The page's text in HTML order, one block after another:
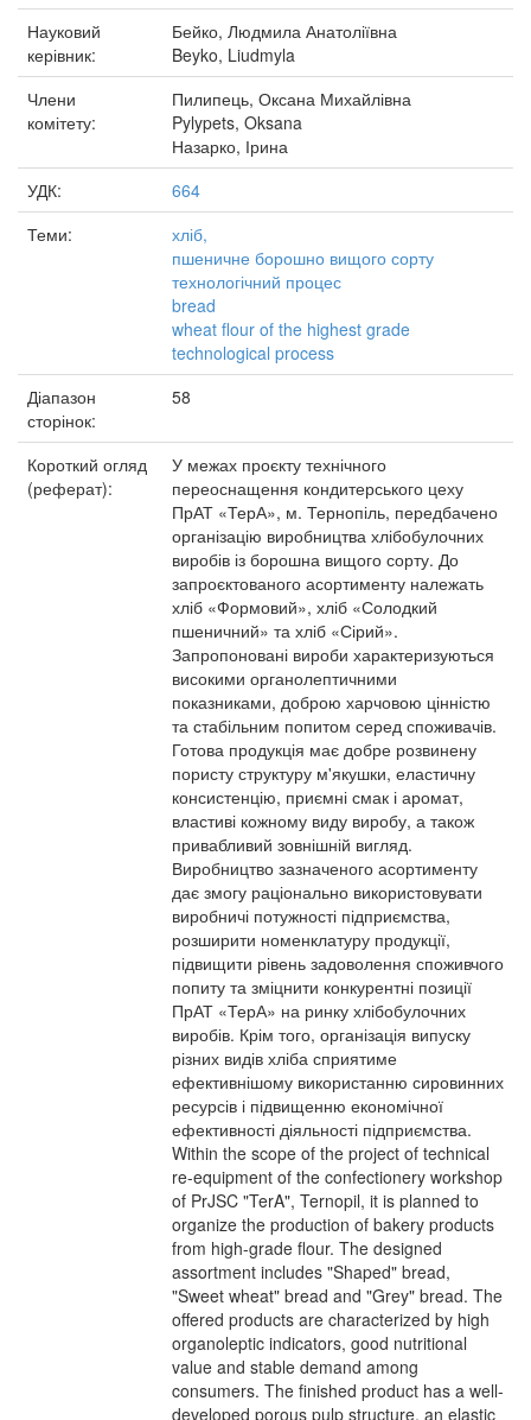
Науковий
керівник:
Бейко, Людмила Анатоліївна
Beyko, Liudmyla
Члени
комітету:
Пилипець, Оксана Михайлівна
Pylypets, Oksana
Назарко, Ірина
УДК:
664
Теми:
хліб,
пшеничне борошно вищого сорту
технологічний процес
bread
wheat flour of the highest grade
technological process
Діапазон
сторінок:
58
Короткий огляд
(реферат):
У межах проєкту технічного
переоснащення кондитерського цеху
ПрАТ «ТерА», м. Тернопіль, передбачено
організацію виробництва хлібобулочних
виробів із борошна вищого сорту. До
запроєктованого асортименту належать
хліб «Формовий», хліб «Солодкий
пшеничний» та хліб «Сірий».
Запропоновані вироби характеризуються
високими органолептичними
показниками, доброю харчовою цінністю
та стабільним попитом серед споживачів.
Готова продукція має добре розвинену
пористу структуру м'якушки, еластичну
консистенцію, приємні смак і аромат,
властиві кожному виду виробу, а також
привабливий зовнішній вигляд.
Виробництво зазначеного асортименту
дає змогу раціонально використовувати
виробничі потужності підприємства,
розширити номенклатуру продукції,
підвищити рівень задоволення споживчого
попиту та зміцнити конкурентні позиції
ПрАТ «ТерА» на ринку хлібобулочних
виробів. Крім того, організація випуску
різних видів хліба сприятиме
ефективнішому використанню сировинних
ресурсів і підвищенню економічної
ефективності діяльності підприємства.
Within the scope of the project of technical
re-equipment of the confectionery workshop
of PrJSC "TerA", Ternopil, it is planned to
organize the production of bakery products
from high-grade flour. The designed
assortment includes "Shaped" bread,
"Sweet wheat" bread and "Grey" bread. The
offered products are characterized by high
organoleptic indicators, good nutritional
value and stable demand among
consumers. The finished product has a well-
developed porous pulp structure, an elastic